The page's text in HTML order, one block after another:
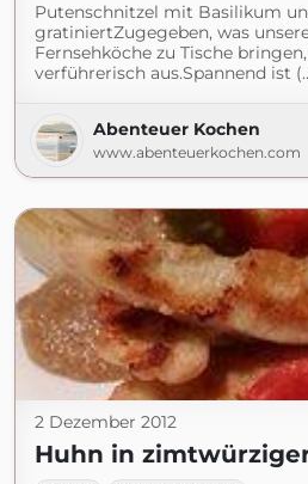
Putenschnitzel mit Basilikum
gratiniertZugegeben, was
Fernsehköche zu Tische
verführerisch aus.Spannend ist
Abenteuer Kochen
www.abenteuerkochen.com
2 Dezember 2012
Huhn in